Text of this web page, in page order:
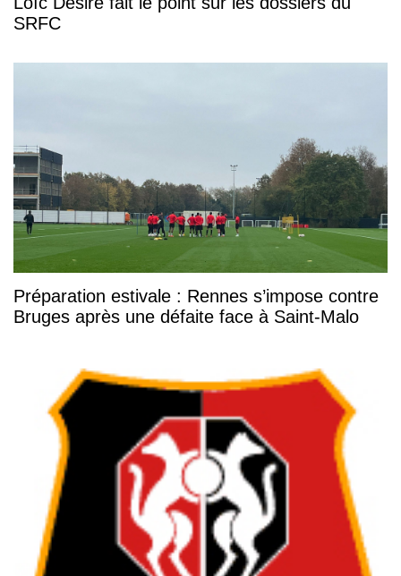
SRFC
Préparation estivale : Rennes s’impose contre
Bruges après une défaite face à Saint-Malo